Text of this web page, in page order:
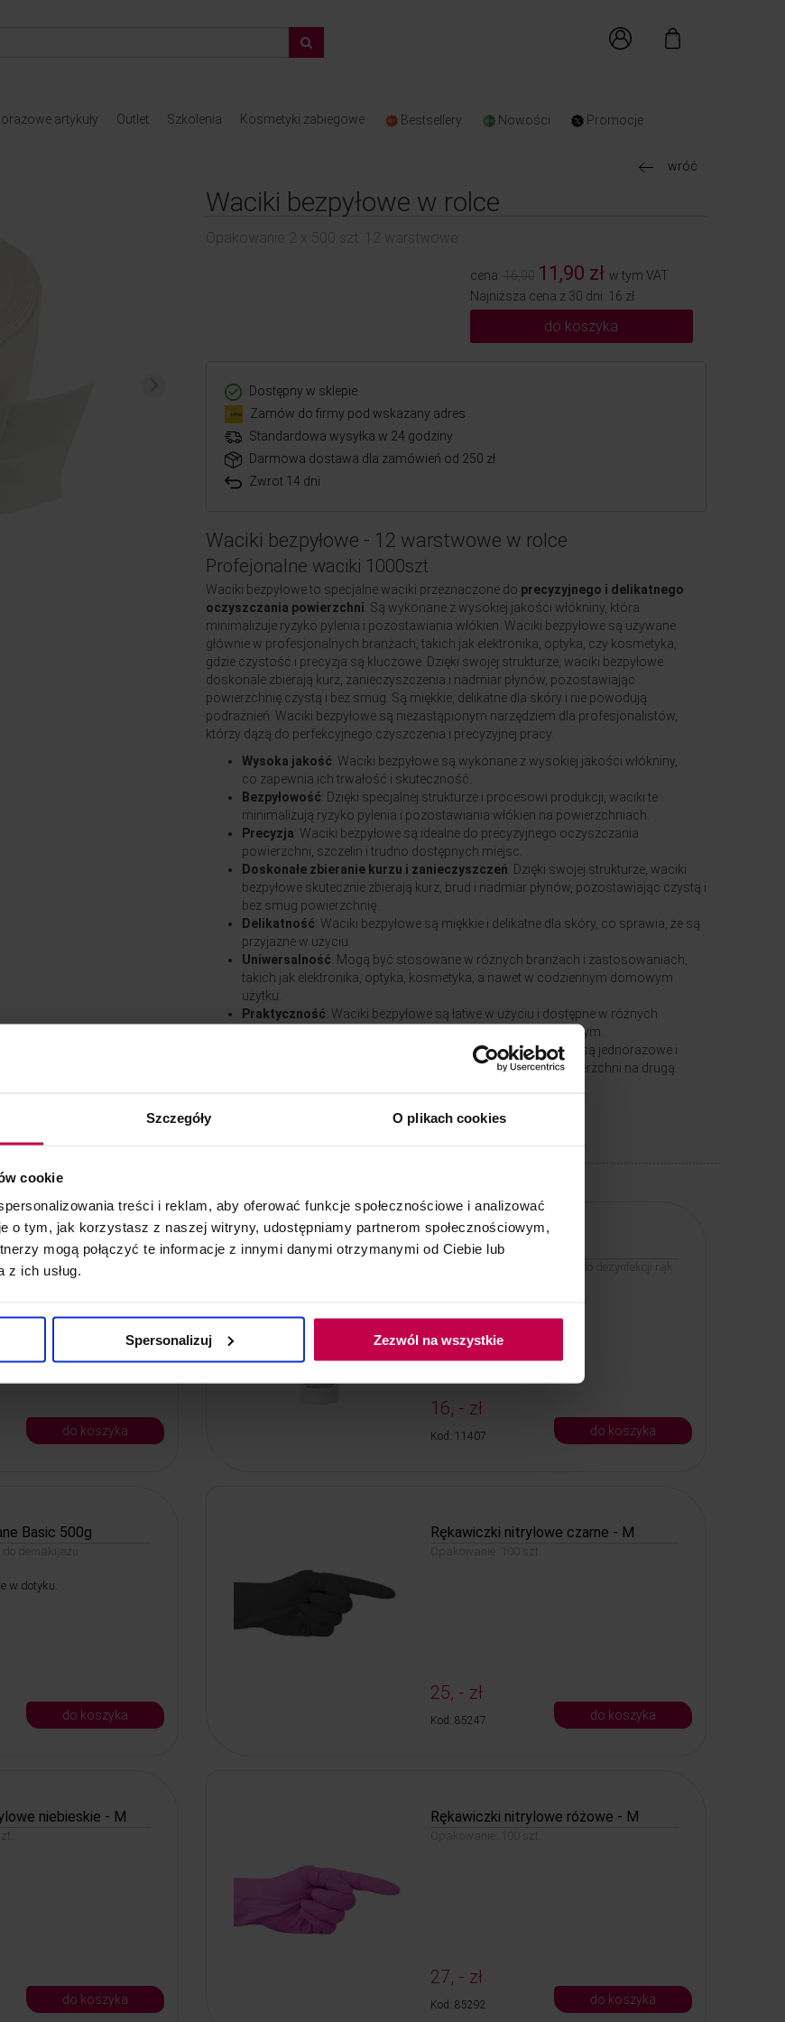
Szczegóły O plikach cookies
cookie
treści i reklam, aby oferować funkcje społecznościowe i analizować
o tym, jak korzystasz z naszej witryny, udostępniamy partnerom społecznościowym,
mogą połączyć te informacje z innymi danymi otrzymanymi od Ciebie lub
z ich usług.
Spersonalizuj Zezwól na wszystkie
artykuły Outlet Szkolenia Kosmetyki zabiegowe Bestsellery Nowości Promocje
wróć
Waciki bezpyłowe w rolce
Opakowanie 2 x 500 szt. 12 warstwowe
cena: 16,00 11,90 zł w tym VAT
Najniższa cena z 30 dni: 16 zł
do koszyka
Dostępny w sklepie
Zamów do firmy pod wskazany adres
Standardowa wysyłka w 24 godziny
Darmowa dostawa dla zamówień od 250 zł
Zwrot 14 dni
Waciki bezpyłowe - 12 warstwowe w rolce
Profejonalne waciki 1000szt
Waciki bezpyłowe to specjalne waciki przeznaczone do precyzyjnego i delikatnego
oczyszczania powierzchni . Są wykonane z wysokiej jakości włókniny, która
minimalizuje ryzyko pylenia i pozostawiania włókien. Waciki bezpyłowe są używane
głównie w profesjonalnych branżach, takich jak elektronika, optyka, czy kosmetyka,
gdzie czystość i precyzja są kluczowe. Dzięki swojej strukturze, waciki bezpyłowe
doskonale zbierają kurz, zanieczyszczenia i nadmiar płynów, pozostawiając
powierzchnię czystą i bez smug. Są miękkie, delikatne dla skóry i nie powodują
podrażnień. Waciki bezpyłowe są niezastąpionym narzędziem dla profesjonalistów,
którzy dążą do perfekcyjnego czyszczenia i precyzyjnej pracy.
Wysoka jakość: Waciki bezpyłowe są wykonane z wysokiej jakości włókniny,
co zapewnia ich trwałość i skuteczność.
Bezpyłowość: Dzięki specjalnej strukturze i procesowi produkcji, waciki te
minimalizują ryzyko pylenia i pozostawiania włókien na powierzchniach.
Precyzja: Waciki bezpyłowe są idealne do precyzyjnego oczyszczania
powierzchni, szczelin i trudno dostępnych miejsc.
Doskonałe zbieranie kurzu i zanieczyszczeń: Dzięki swojej strukturze, waciki
bezpyłowe skutecznie zbierają kurz, brud i nadmiar płynów, pozostawiając czystą i
bez smug powierzchnię.
Delikatność: Waciki bezpyłowe są miękkie i delikatne dla skóry, co sprawia, że są
przyjazne w użyciu.
Uniwersalność: Mogą być stosowane w różnych branżach i zastosowaniach,
takich jak elektronika, optyka, kosmetyka, a nawet w codziennym domowym
użytku.
Praktyczność : Waciki bezpyłowe są łatwe w użyciu i dostępne w różnych
rozmiarach, co czyni je praktycznym narzędziem czyszczącym.
: Zapewniają ochronę higieniczną, ponieważ są jednorazowe i
eliminują ryzyko przenoszenia zanieczyszczeń z jednej powierzchni na drugą.
Kod: NAI 5007
nakrętką
70% vol do dezynfekcji rąk
o działaniu bakteriobójczym,
do koszyka
Steric 250 ml
Preparat alkoholowy 70% vol do dezynfekcji rąk
16, - zł
Kod: 11407 do koszyka
Basic 500g
demakijażu.
w dotyku.
do koszyka
Rękawiczki nitrylowe czarne - M
Opakowanie: 100 szt.
25, - zł
Kod: 85247 do koszyka
niebieskie - M
do koszyka
Rękawiczki nitrylowe różowe - M
Opakowanie: 100 szt.
27, - zł
Kod: 85292 do koszyka